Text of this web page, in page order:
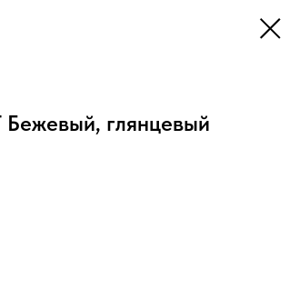
Бежевый, глянцевый